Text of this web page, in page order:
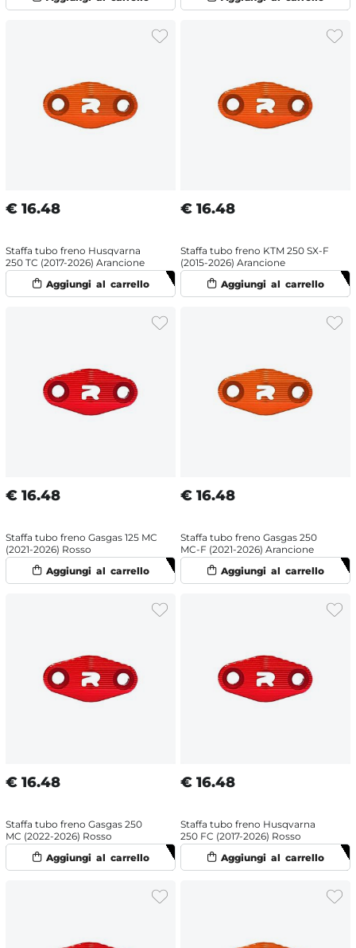
€ 16.48
Staffa tubo freno Husqvarna
250 TC (2017-2026) Arancione
€ 16.48
Staffa tubo freno KTM 250 SX-F
(2015-2026) Arancione
€ 16.48
Staffa tubo freno Gasgas 125 MC
(2021-2026) Rosso
€ 16.48
Staffa tubo freno Gasgas 250
MC-F (2021-2026) Arancione
€ 16.48
Staffa tubo freno Gasgas 250
MC (2022-2026) Rosso
€ 16.48
Staffa tubo freno Husqvarna
250 FC (2017-2026) Rosso